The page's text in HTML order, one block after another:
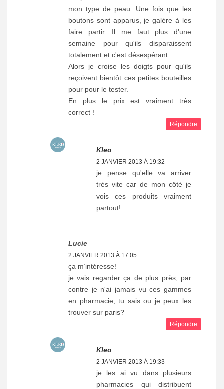
mon type de peau. Une fois que les
boutons sont apparus, je galère à les
faire partir. Il me faut plus d'une
semaine pour qu'ils disparaissent
totalement et c'est désespérant.
Alors je croise les doigts pour qu'ils
reçoivent bientôt ces petites bouteilles
pour pour le tester.
En plus le prix est vraiment très
correct !
Répondre
Kleo
2 JANVIER 2013 À 19:32
je pense qu'elle va arriver
très vite car de mon côté je
vois ces produits vraiment
partout!
Lucie
2 JANVIER 2013 À 17:05
ça m’intéresse!
je vais regarder ça de plus près, par
contre je n'ai jamais vu ces gammes
en pharmacie, tu sais ou je peux les
trouver sur paris?
Répondre
Kleo
2 JANVIER 2013 À 19:33
je les ai vu dans plusieurs
pharmacies qui distribuent